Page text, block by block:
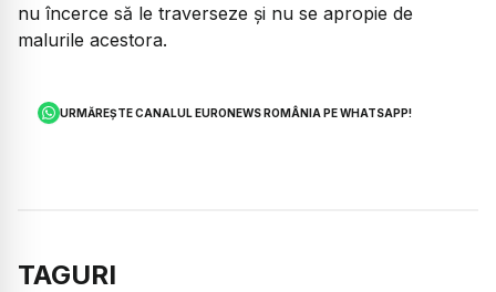
nu încerce să le traverseze și nu se apropie de
malurile acestora.
URMĂREȘTE CANALUL EURONEWS ROMÂNIA PE WHATSAPP!
TAGURI